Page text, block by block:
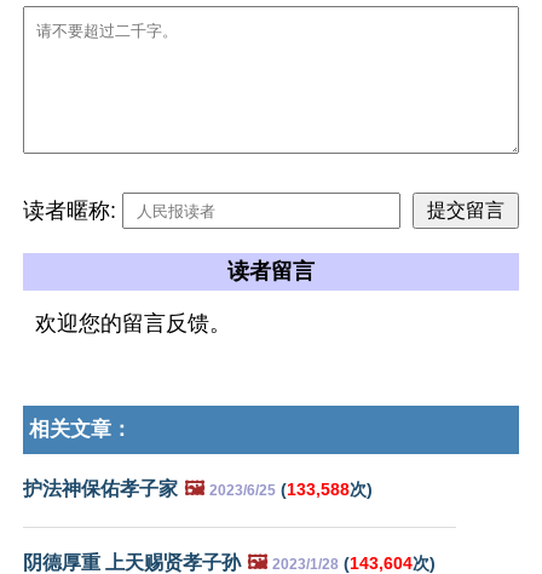
读者暱称:
读者留言
欢迎您的留言反馈。
相关文章：
护法神保佑孝子家 🖼️ 2023/6/25 (133,588次)
阴德厚重 上天赐贤孝子孙 🖼️ 2023/1/28 (143,604次)